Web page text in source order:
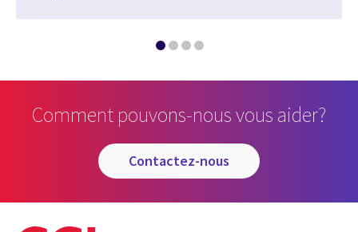
Comment pouvons-nous vous aider?
contactez-nous